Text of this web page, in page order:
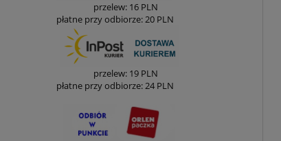
przelew: 16 PLN
płatne przy odbiorze: 20 PLN
przelew: 19 PLN
płatne przy odbiorze:24 PLN